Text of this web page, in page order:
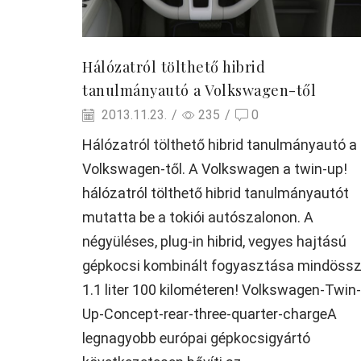
Hálózatról tölthető hibrid
tanulmányautó a Volkswagen-től
2013.11.23. / 235 / 0
Hálózatról tölthető hibrid tanulmányautó a
Volkswagen-től. A Volkswagen a twin-up!
hálózatról tölthető hibrid tanulmányautót
mutatta be a tokiói autószalonon. A
négyüléses, plug-in hibrid, vegyes hajtású
gépkocsi kombinált fogyasztása
1.1 liter 100 kilométeren! Volkswagen-Twin-
Up-Concept-rear-three-quarter-chargeA
legnagyobb európai gépkocsigyártó